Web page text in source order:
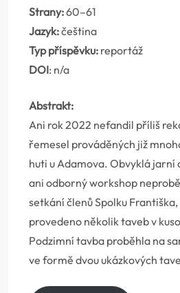
Strany:60–61
Jazyk:čeština
Typ příspěvku: reportáž
DOI: n/a
Abstrakt:
Ani rok 2022 nefandil příliš
řemesel prováděných již
huti u Adamova. Obvyklá jarní
ani odborný workshop
setkání členů Spolku
provedeno několik taveb v
Podzimní tavba proběhla na
ve formě dvou ukázkových